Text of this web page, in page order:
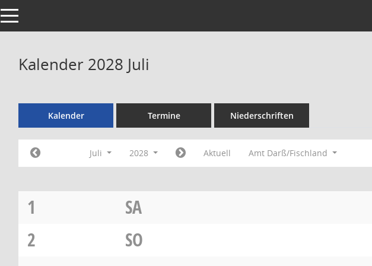
Toggle navigation
Kalender 2028 Juli
Kalender Termine Niederschriften
Juli 2028 Aktuell Amt Darß/Fischland
1
SA
2
SO